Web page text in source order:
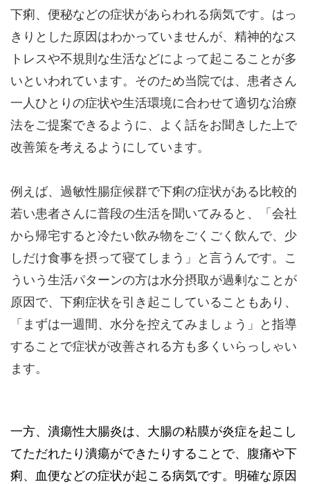
下痢、便秘などの症状があらわれる病気です。はっ
きりとした原因はわかっていませんが、精神的なス
トレスや不規則な生活などによって起こることが多
いといわれています。そのため当院では、患者さん
一人ひとりの症状や生活環境に合わせて適切な治療
法をご提案できるように、よく話をお聞きした上で
改善策を考えるようにしています。
例えば、過敏性腸症候群で下痢の症状がある比較的
若い患者さんに普段の生活を聞いてみると、「会社
から帰宅すると冷たい飲み物をごくごく飲んで、少
しだけ食事を摂って寝てしまう」と言うんです。こ
ういう生活パターンの方は水分摂取が過剰なことが
原因で、下痢症状を引き起こしていることもあり、
「まずは一週間、水分を控えてみましょう」と指導
することで症状が改善される方も多くいらっしゃい
ます。
一方、潰瘍性大腸炎は、大腸の粘膜が炎症を起こし
てただれたり潰瘍ができたりすることで、腹痛や下
痢、血便などの症状が起こる病気です。明確な原因